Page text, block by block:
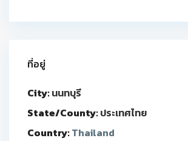
ที่อยู่
City:นนทบุรี
State/County:ประเทศไทย
Country:Thailand